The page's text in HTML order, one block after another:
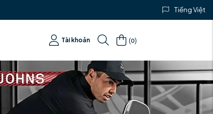
Tiếng Việt
Tài khoản (0)